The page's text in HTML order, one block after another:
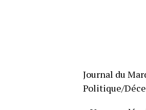
Journal du
Politique/